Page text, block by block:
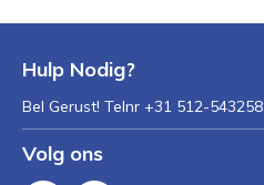
Hulp Nodig?
Bel Gerust! Telnr +31 512-543258
Volg ons